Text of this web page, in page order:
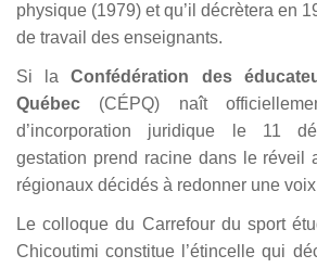
physique (1979) et qu’il décrètera en
de travail des enseignants.
Si laConfédération des
Québec (CÉPQ) naît
d’incorporation juridique le 11
gestation prend racine dans le réveil
régionaux décidés à redonner une
Le colloque du Carrefour du sport
Chicoutimi constitue l’étincelle qui